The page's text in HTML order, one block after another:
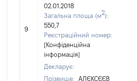
9
02.01.2018
Загальна площа (м2):
550,7
Реєстраційний номер:
[Конфіденційна
інформація]
Декларує:
Прізвище:
АЛЄКСЄЄВ